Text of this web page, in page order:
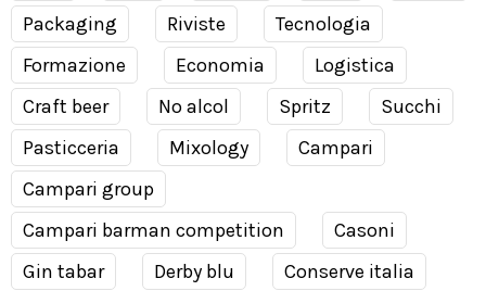
Packaging
Riviste
Tecnologia
Formazione
Economia
Logistica
Craft beer
No alcol Spritz
Succhi
Pasticceria
Mixology
Campari
Campari group
Campari barman competition
Casoni
Gin tabar
Derby blu
Conserve italia